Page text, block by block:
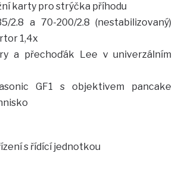
karty pro strýčka příhodu
2.8 a 70-200/2.8 (nestabilizovaný)
1,4x
a přechoďák Lee v univerzálním
GF1 s objektivem pancake
s řídící jednotkou